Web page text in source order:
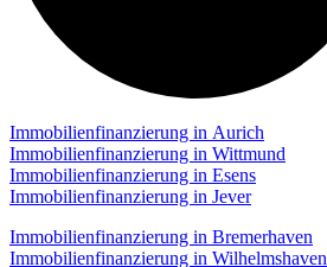
Immobilienfinanzierung in Aurich
Immobilienfinanzierung in Wittmund
Immobilienfinanzierung in Esens
Immobilienfinanzierung in Jever
Immobilienfinanzierung in Bremerhaven
Immobilienfinanzierung in Wilhelmshaven